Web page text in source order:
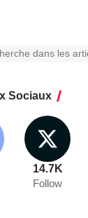
Sociaux
14.7K
Follow